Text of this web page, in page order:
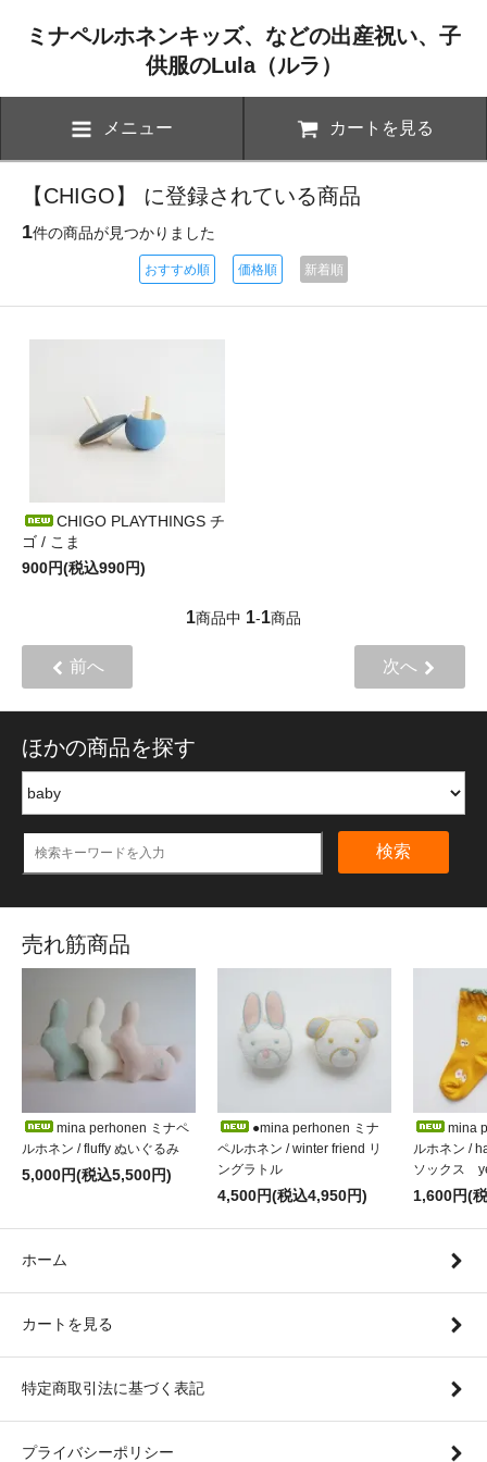
ミナペルホネンキッズ、などの出産祝い、子
供服のLula（ルラ）
メニュー カートを見る
【CHIGO】 に登録されている商品
1件の商品が見つかりました
おすすめ順 価格順 新着順
CHIGO PLAYTHINGS チ
ゴ / こま
900円(税込990円)
1商品中 1-1商品
前へ 次へ
ほかの商品を探す
検索
売れ筋商品
mina perhonen ミナペ
ルホネン / fluffy ぬいぐるみ
5,000円(税込5,500円)
●mina perhonen ミナ
ペルホネン / winter friend リ
ングラトル
4,500円(税込4,950円)
mina
ルホネン /
ソックス
1,600円(
ホーム
カートを見る
特定商取引法に基づく表記
プライバシーポリシー